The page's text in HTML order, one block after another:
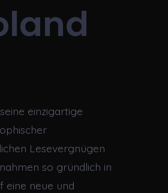
einzigartige
Lesevergnügen
so gründlich in
eine neue und